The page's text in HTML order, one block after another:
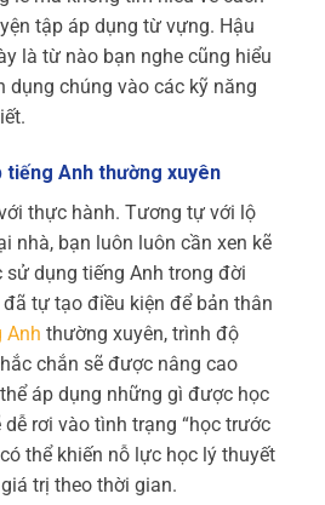
tập áp dụng từ vựng. Hậu
là từ nào bạn nghe cũng hiểu
dụng chúng vào các kỹ năng
tiếng Anh thường xuyên
thực hành. Tương tự với lộ
nhà, bạn luôn luôn cần xen kẽ
sử dụng tiếng Anh trong đời
tự tạo điều kiện để bản thân
Anh thường xuyên, trình độ
chắn sẽ được nâng cao
áp dụng những gì được học
rơi vào tình trạng “học trước
thể khiến nỗ lực học lý thuyết
trị theo thời gian.